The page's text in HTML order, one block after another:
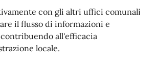
con gli altri uffici comunali
il flusso di informazioni e
all'efficacia
locale.